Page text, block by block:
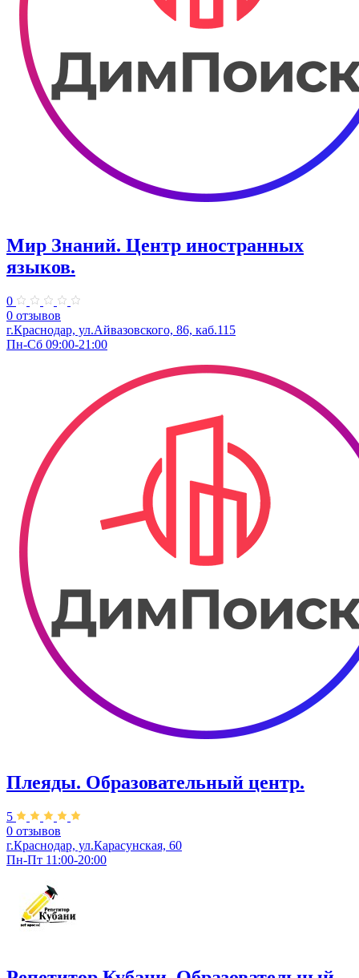
Мир Знаний. Центр иностранных
языков.
0
0 отзывов
г.Краснодар, ул.Айвазовского, 86, каб.115
Пн-Сб 09:00-21:00
Плеяды. Образовательный центр.
5
0 отзывов
г.Краснодар, ул.Карасунская, 60
Пн-Пт 11:00-20:00